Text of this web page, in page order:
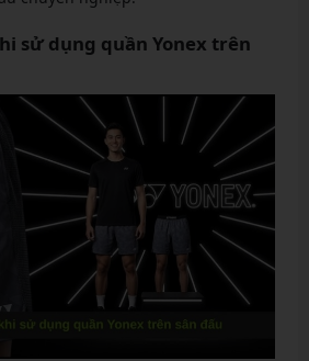
sử dụng quần Yonex trên